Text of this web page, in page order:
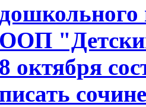
ООП
8 октября
писать